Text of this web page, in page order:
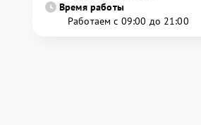
Время работы
Работаем с 09:00 до 21:00